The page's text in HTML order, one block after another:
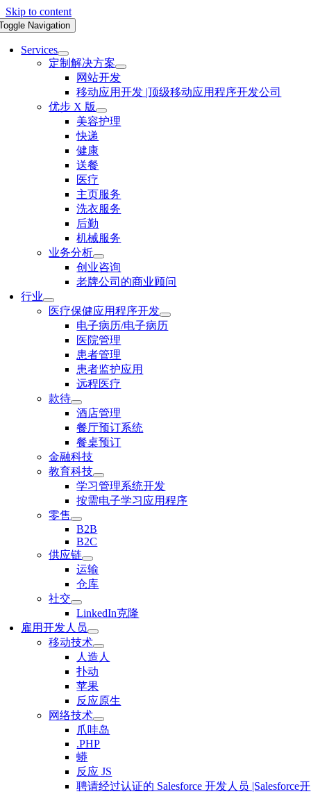
Skip to content
Navigation
Services
定制解决方案
网站开发
移动应用开发 |顶级移动应用程序开发公司
优步 X 版
美容护理
快递
健康
送餐
医疗
主页服务
洗衣服务
后勤
机械服务
业务分析
创业咨询
老牌公司的商业顾问
行业
医疗保健应用程序开发
电子病历/电子病历
医院管理
患者管理
患者监护应用
远程医疗
款待
酒店管理
餐厅预订系统
餐桌预订
金融科技
教育科技
学习管理系统开发
按需电子学习应用程序
零售
B2B
B2C
供应链
运输
仓库
社交
LinkedIn克隆
雇用开发人员
移动技术
人造人
扑动
苹果
反应原生
网络技术
爪哇岛
.PHP
蟒
反应 JS
聘请经过认证的 Salesforce 开发人员 |Salesforce开